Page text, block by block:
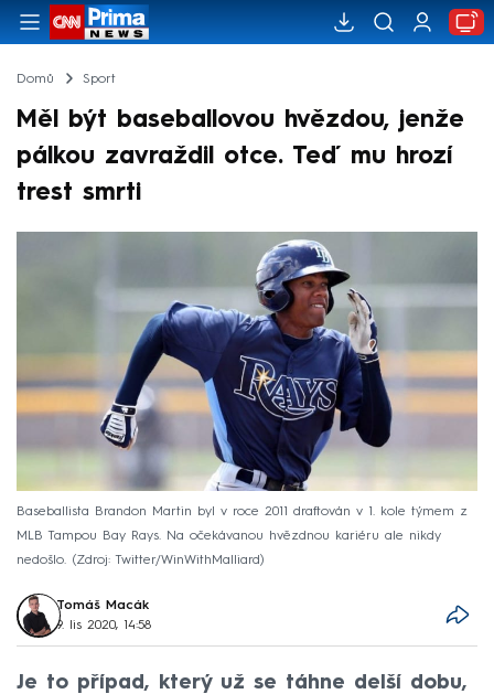
Domů Sport
Měl být baseballovou hvězdou, jenže
pálkou zavraždil otce. Teď mu hrozí
trest smrti
Baseballista Brandon Martin byl v roce 2011 draftován v 1. kole týmem z
MLB Tampou Bay Rays. Na očekávanou hvězdnou kariéru ale nikdy
nedošlo.
Zdroj: Twitter/WinWithMalliard
Tomáš Macák
9. lis 2020, 14:58
Je to případ, který už se táhne delší dobu,